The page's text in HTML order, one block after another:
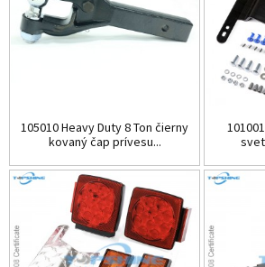
105010 Heavy Duty 8 Ton čierny
kovaný čap prívesu...